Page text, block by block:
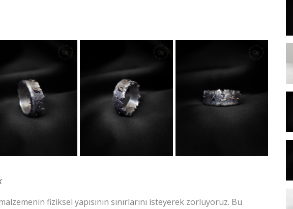
fiziksel yapısının sınırlarını isteyerek zorluyoruz. Bu